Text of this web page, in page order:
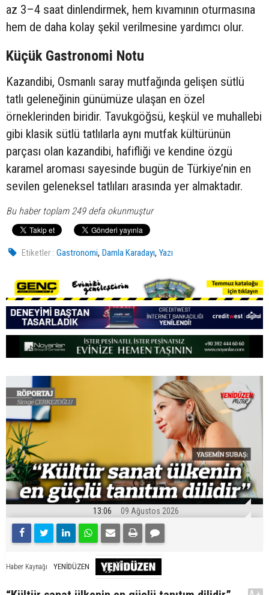
az 3–4 saat dinlendirmek, hem kıvamının oturmasına
hem de daha kolay şekil verilmesine yardımcı olur.
Küçük Gastronomi Notu
Kazandibi, Osmanlı saray mutfağında gelişen sütlü
tatlı geleneğinin günümüze ulaşan en özel
örneklerinden biridir. Tavukgöğsü, keşkül ve muhallebi
gibi klasik sütlü tatlılarla aynı mutfak kültürünün
parçası olan kazandibi, hafifliği ve kendine özgü
karamel aroması sayesinde bugün de Türkiye’nin en
sevilen geleneksel tatlıları arasında yer almaktadır.
Bu haber toplam 249 defa okunmuştur
Etiketler : Gastronomi,Damla Karadayı,Yazı
13:06 09 Ağustos 2026
Haber Kaynağı YENİDÜZEN